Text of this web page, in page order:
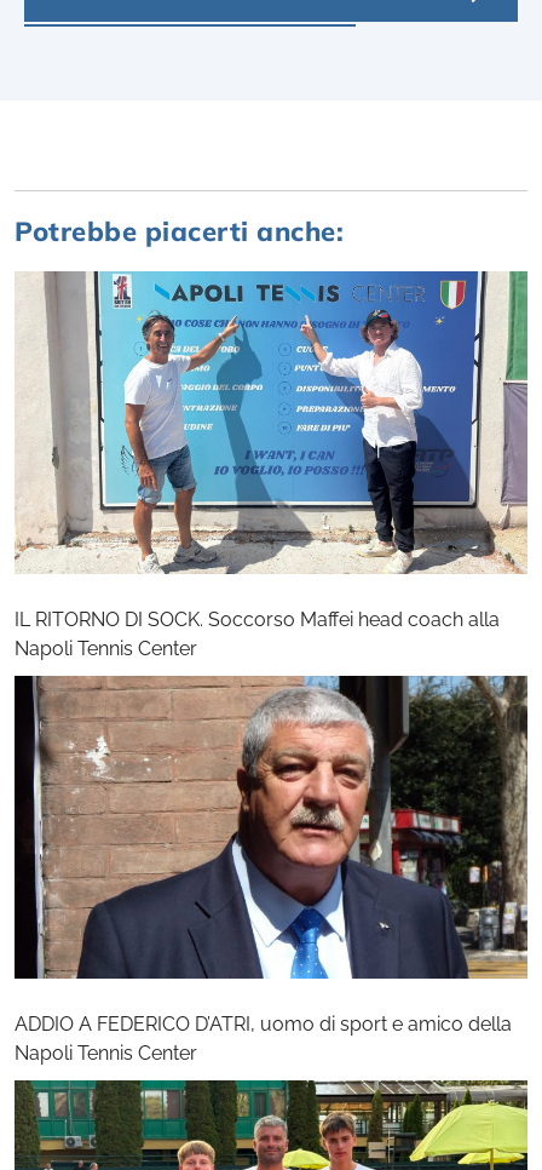
Potrebbe piacerti anche:
IL RITORNO DI SOCK. Soccorso Maffei head coach alla
Napoli Tennis Center
ADDIO A FEDERICO D’ATRI, uomo di sport e amico della
Napoli Tennis Center